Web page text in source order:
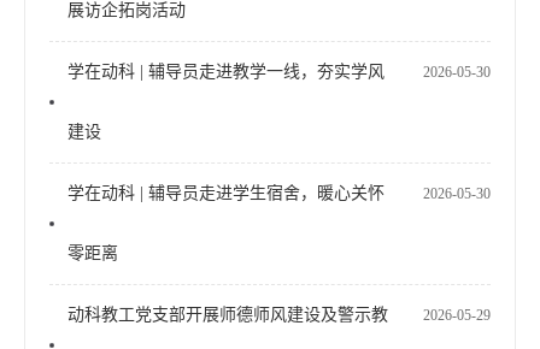
展访企拓岗活动
2026-05-30
学在动科 | 辅导员走进教学一线，夯实学风
建设
2026-05-30
学在动科 | 辅导员走进学生宿舍，暖心关怀
零距离
2026-05-29
动科教工党支部开展师德师风建设及警示教